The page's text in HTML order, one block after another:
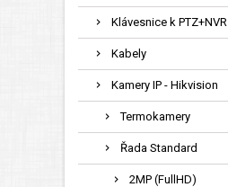
Klávesnice k PTZ+NVR
Kabely
Kamery IP - Hikvision
Termokamery
Řada Standard
2MP (FullHD)